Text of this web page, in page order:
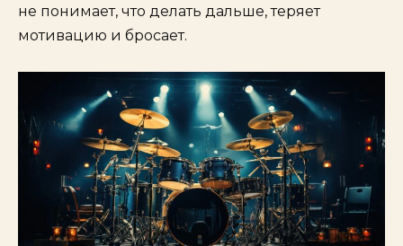
не понимает, что делать дальше, теряет
мотивацию и бросает.